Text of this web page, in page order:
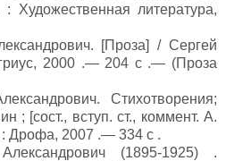
Художественная литература,
[Проза] / Сергей
2000 .— 204 с .— (Проза
Стихотворения;
; [сост., вступ. ст., коммент. А.
Дрофа, 2007 .— 334 с .
(1895-1925) .